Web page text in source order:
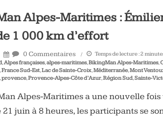
Alpes-Maritimes :
1 000 km d’effort
0 Commentaires Temps de lecture :2
,Alpes françaises,alpes-maritimes,BikingMan Alpes-Maritimes,
,France Sud-Est,Lac de Sainte-Croix,Méditerranée,Mont
,provence,Provence-Alpes-Côte d’Azur,Région Sud,Sainte-
Alpes-Maritimes a une nouvelle fois
juin à 8 heures, les participants se